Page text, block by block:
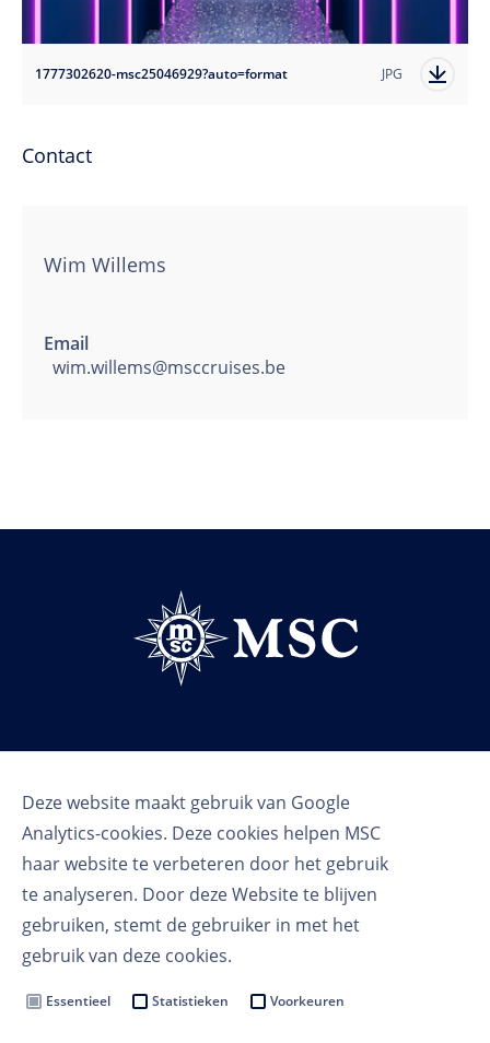
Deze website maakt gebruik van Google
Analytics-cookies. Deze cookies helpen MSC
haar website te verbeteren door het gebruik
te analyseren. Door deze Website te blijven
gebruiken, stemt de gebruiker in met het
gebruik van deze cookies.
Essentieel Statistieken Voorkeuren
1777302620-msc25046929?auto=format JPG
Contact
Wim Willems
Email
wim.willems@msccruises.be
Privacy voorwaarden